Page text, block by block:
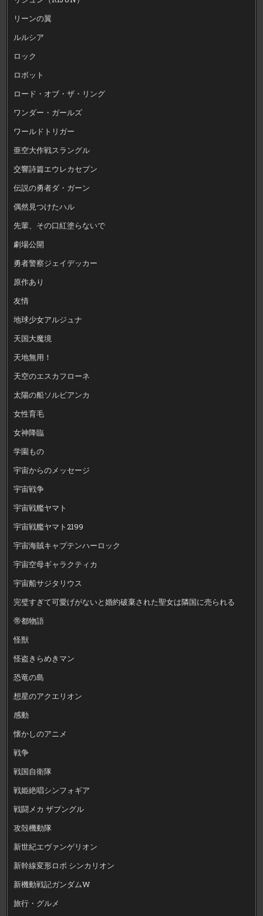
リーンの翼
ルルシア
ロック
ロボット
ロード・オブ・ザ・リング
ワンダー・ガールズ
ワールドトリガー
亜空大作戦スラングル
交響詩篇エウレカセブン
伝説の勇者ダ・ガーン
偶然見つけたハル
先輩、その口紅塗らないで
劇場公開
勇者警察ジェイデッカー
原作あり
友情
地球少女アルジュナ
天国大魔境
天地無用！
天空のエスカフローネ
太陽の船ソルビアンカ
女性育毛
女神降臨
学園もの
宇宙からのメッセージ
宇宙戦争
宇宙戦艦ヤマト
宇宙戦艦ヤマト2199
宇宙海賊キャプテンハーロック
宇宙空母ギャラクティカ
宇宙船サジタリウス
完璧すぎて可愛げがないと婚約破棄された聖女は隣国に売られる
帝都物語
怪獣
怪盗きらめきマン
恐竜の島
想星のアクエリオン
感動
懐かしのアニメ
戦争
戦国自衛隊
戦姫絶唱シンフォギア
戦闘メカ ザブングル
攻殻機動隊
新世紀エヴァンゲリオン
新幹線変形ロボ シンカリオン
新機動戦記ガンダムW
旅行・グルメ